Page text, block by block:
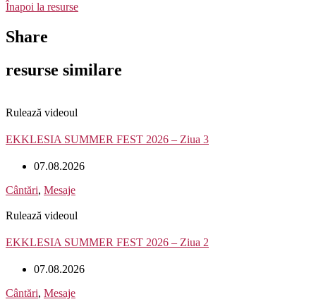
Înapoi la resurse
Share
resurse similare
Rulează videoul
EKKLESIA SUMMER FEST 2026 – Ziua 3
07.08.2026
Cântări, Mesaje
Rulează videoul
EKKLESIA SUMMER FEST 2026 – Ziua 2
07.08.2026
Cântări, Mesaje